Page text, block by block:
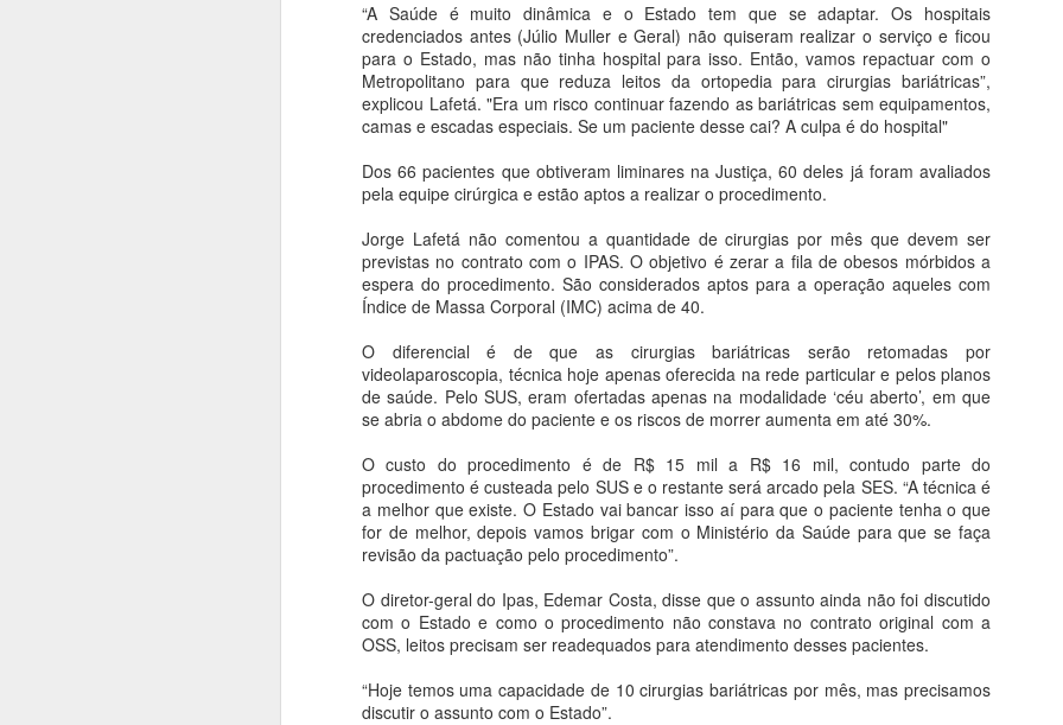
“A Saúde é muito dinâmica e o Estado tem que se adaptar. Os hospitais
credenciados antes (Júlio Muller e Geral) não quiseram realizar o serviço e ficou
para o Estado, mas não tinha hospital para isso. Então, vamos repactuar com o
Metropolitano para que reduza leitos da ortopedia para cirurgias bariátricas”,
explicou Lafetá. "Era um risco continuar fazendo as bariátricas sem equipamentos,
camas e escadas especiais. Se um paciente desse cai? A culpa é do hospital"
Dos 66 pacientes que obtiveram liminares na Justiça, 60 deles já foram avaliados
pela equipe cirúrgica e estão aptos a realizar o procedimento.
Jorge Lafetá não comentou a quantidade de cirurgias por mês que devem ser
previstas no contrato com o IPAS. O objetivo é zerar a fila de obesos mórbidos a
espera do procedimento. São considerados aptos para a operação aqueles com
Índice de Massa Corporal (IMC) acima de 40.
O diferencial é de que as cirurgias bariátricas serão retomadas por
videolaparoscopia, técnica hoje apenas oferecida na rede particular e pelos planos
de saúde. Pelo SUS, eram ofertadas apenas na modalidade ‘céu aberto’, em que
se abria o abdome do paciente e os riscos de morrer aumenta em até 30%.
O custo do procedimento é de R$ 15 mil a R$ 16 mil, contudo parte do
procedimento é custeada pelo SUS e o restante será arcado pela SES. “A técnica é
a melhor que existe. O Estado vai bancar isso aí para que o paciente tenha o que
for de melhor, depois vamos brigar com o Ministério da Saúde para que se faça
revisão da pactuação pelo procedimento”.
O diretor-geral do Ipas, Edemar Costa, disse que o assunto ainda não foi discutido
com o Estado e como o procedimento não constava no contrato original com a
OSS, leitos precisam ser readequados para atendimento desses pacientes.
“Hoje temos uma capacidade de 10 cirurgias bariátricas por mês, mas precisamos
discutir o assunto com o Estado”.
BETO COBRA DE
MINISTRO DAS
CIDADES
RETOMADA DAS
CONJUNTOS
HABITACIONAIS
O prefeito Roberto Farias continua
recursos, ao lado do deputado
federal Fábio Garcia esteve no
Ministério das Cidades cobrando a
volta imediata da construção do
ministro Alexandre Baldy solicitou
da Caixa celeridade e afirmou que
virá em Barra do Garças para
assinar a ordem de serviço para a
nova construtora.
O Ministério Público Federal
(MPF) em Mato Grosso, por meio
da sua Unidade em Barra do
Garças (MT), expediu
recomendação à Secretaria de
Saúde do Estado de Mato
Grosso, para que promova a
reforma do Escritório Regional de
Saúde de Barra do Garças, onde
funciona também a Central de
Distribuição de Vacinas.
MAY
4
DIRETOR DA AZUL
ANUNCIA RETORNO
DE VOOS PARA
Roberto Farias, recebeu na quinta-
feira (3), o diretor de expansão da
Azul, Ronaldo Veras, no gabinete
direto da empresa de Barra do
Garças para Cuiabá.
A linha será aos domingos dando
partir da capital do Estado.
APR
BARRA DO GARÇAS RECEBE KITS DE
IRRIGAÇÃO DO MINISTÉRIO DA AGRICULTURA
Barra do Garças foi uma das 22 cidades contempladas com kits de
irrigação que foram entregues pelo Ministério da Agricultura, Pecuária e
Abastecimento (Mapa) na sexta (27) no total de 895 kits de irrigação,
que irão distribuir o material para pequenos produtores rurais da
agricultura familiar. O prefeito Roberto Farias esteve sendo
representado nesta solenidade pelo secretário Fabiano Dall’Agnol.
27
ARAGUAIA NO FERIADÃO
Entre os dias 28 de abril e 1° de maio de 2018, será realizada a 5°
expedição do Vale do Garças. Neste ano o evento contará com
aproximadamente vinte barcos, onde cerca de 50 amigos que moram
nas cidades de Rondonópolis, Guiratinga, Alto Garças e Tesouro,